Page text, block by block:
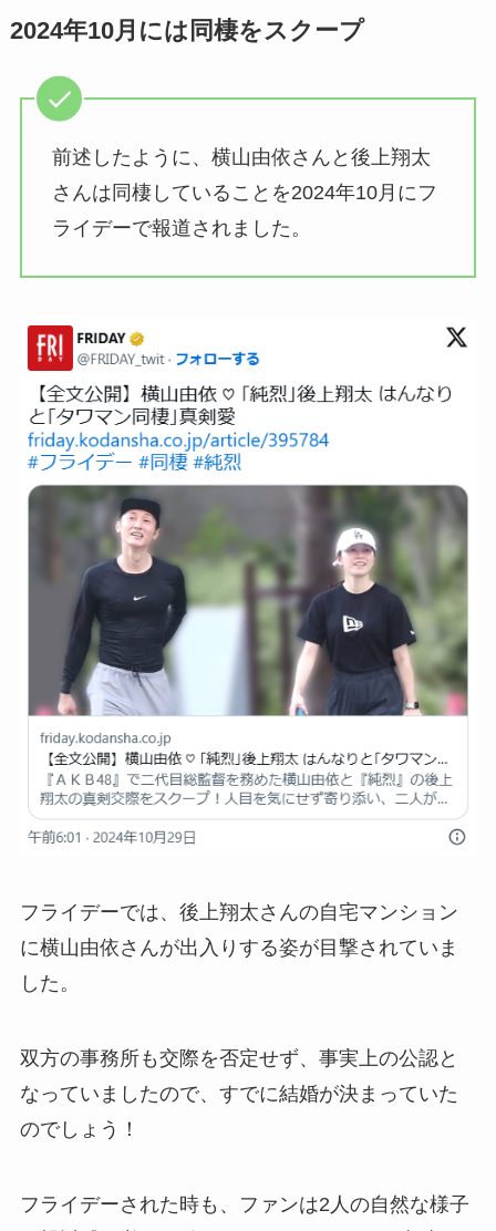
2024年10月には同棲をスクープ
前述したように、横山由依さんと後上翔太
さんは同棲していることを2024年10月にフ
ライデーで報道されました。
フライデーでは、後上翔太さんの自宅マンション
に横山由依さんが出入りする姿が目撃されていま
した。
双方の事務所も交際を否定せず、事実上の公認と
なっていましたので、すでに結婚が決まっていた
のでしょう！
フライデーされた時も、ファンは2人の自然な様子